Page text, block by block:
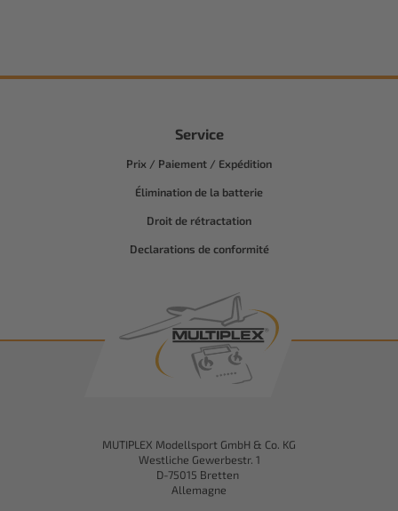
Service
Prix / Paiement / Expédition
Élimination de la batterie
Droit de rétractation
Declarations de conformité
MUTIPLEX Modellsport GmbH & Co. KG
Westliche Gewerbestr. 1
D-75015 Bretten
Allemagne